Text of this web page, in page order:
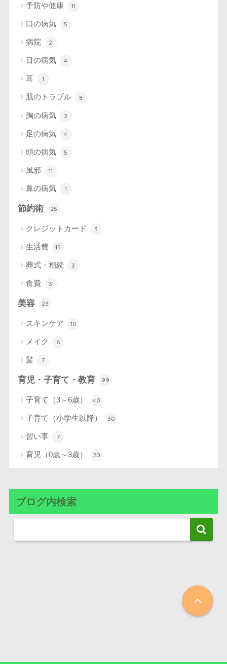
予防や健康 11
口の病気 5
病院 2
目の病気 4
耳 1
肌のトラブル 8
胸の病気 2
足の病気 4
頭の病気 5
風邪 11
鼻の病気 1
節約術 25
クレジットカード 3
生活費 15
葬式・相続 3
食費 3
美容 23
スキンケア 10
メイク 6
髪 7
育児・子育て・教育 99
子育て（3～6歳） 40
子育て（小学生以降） 30
習い事 7
育児（0歳～3歳） 20
ブログ内検索